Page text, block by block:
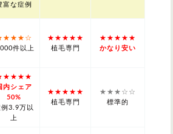
富な症例
件以上
★★★★★
植毛専門
★★★★★
かなり安い
内シェア
50%
例3.9万以
上
★★★★★
植毛専門
★★★☆☆
標準的